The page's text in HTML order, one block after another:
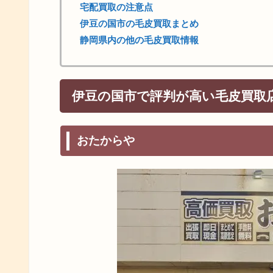
宅配買取の注意点
伊豆の国市の毛皮買取まとめ
静岡県内の他の毛皮買取情報
伊豆の国市で評判が高い毛皮買取
おたからや